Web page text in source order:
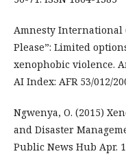
Amnesty International
Please”: Limited
xenophobic violence.
AI Index: AFR 53/012/
Ngwenya, O. (2015)
and Disaster
Public News Hub Apr.